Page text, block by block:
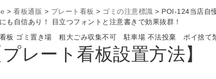
> 看板通販 > プレート看板 > ゴミの注意標識 > POI-124当店自
も自信あり！ 目立つフォントと注意書きで効果抜群！
板 ゴミ置き場 粗大ごみ収集不可 駐車場 不法投棄 ポイ捨て
プレート看板設置方法】